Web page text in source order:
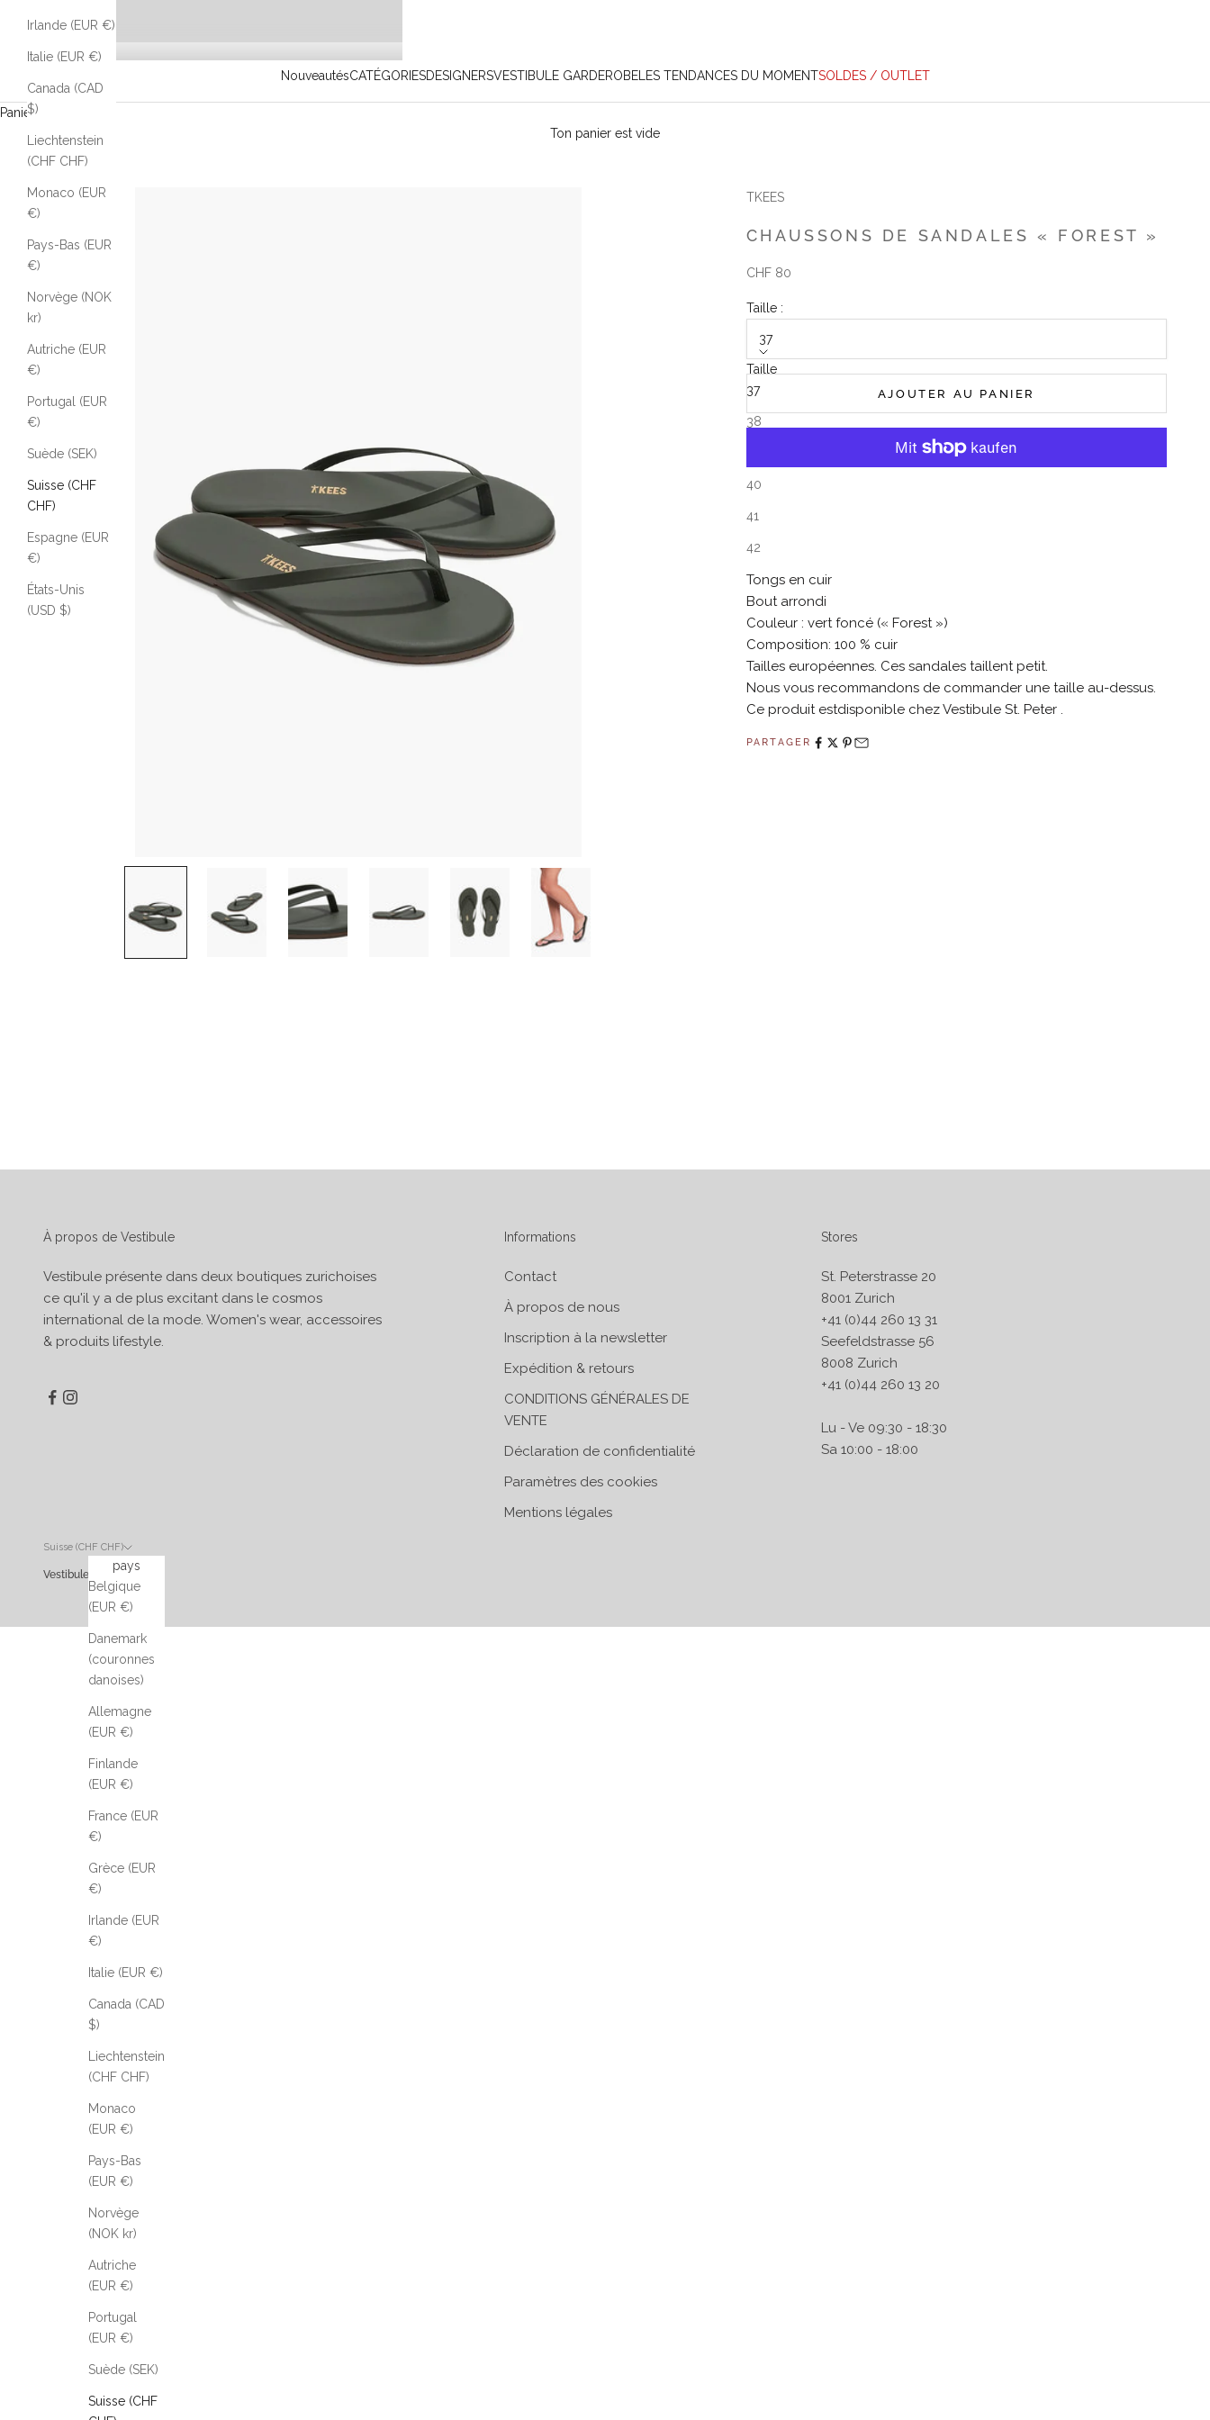
NouveautésCATÉGORIESDESIGNERSVESTIBULE GARDEROBELES TENDANCES DU MOMENTSOLDES / OUTLET
Irlande (EUR €)
Italie (EUR €)
Canada (CAD
$)
Liechtenstein
(CHF CHF)
Monaco (EUR
€)
Pays-Bas (EUR
€)
Norvège (NOK
kr)
Autriche (EUR
€)
Portugal (EUR
€)
Suède (SEK)
Suisse (CHF
CHF)
Espagne (EUR
€)
États-Unis
(USD $)
Panier d'achat
Ton panier est vide
TKEES
CHAUSSONS DE SANDALES « FOREST »
Angebot
CHF 80
Taille :
37
Taille
37
38
40
41
42
AJOUTER AU PANIER
Tongs en cuir
Bout arrondi
Couleur : vert foncé (« Forest »)
Composition: 100 % cuir
Tailles européennes. Ces sandales taillent petit.
Nous vous recommandons de commander une taille au-dessus.
Ce produit estdisponible chez Vestibule St. Peter .
PARTAGER
À propos de Vestibule
Vestibule présente dans deux boutiques zurichoises
ce qu'il y a de plus excitant dans le cosmos
international de la mode. Women's wear, accessoires
& produits lifestyle.
Informations
Contact
À propos de nous
Inscription à la newsletter
Expédition & retours
CONDITIONS GÉNÉRALES DE
VENTE
Déclaration de confidentialité
Paramètres des cookies
Mentions légales
Stores
St. Peterstrasse 20
8001 Zurich
+41 (0)44 260 13 31
Seefeldstrasse 56
8008 Zurich
+41 (0)44 260 13 20
Lu - Ve 09:30 - 18:30
Sa 10:00 - 18:00
Suisse (CHF CHF)
pays
Belgique
(EUR €)
Danemark
(couronnes
danoises)
Allemagne
(EUR €)
Finlande
(EUR €)
France (EUR
€)
Grèce (EUR
€)
Irlande (EUR
€)
Italie (EUR €)
Canada (CAD
$)
Liechtenstein
(CHF CHF)
Monaco
(EUR €)
Pays-Bas
(EUR €)
Norvège
(NOK kr)
Autriche
(EUR €)
Portugal
(EUR €)
Suède (SEK)
Suisse (CHF
Vestibule